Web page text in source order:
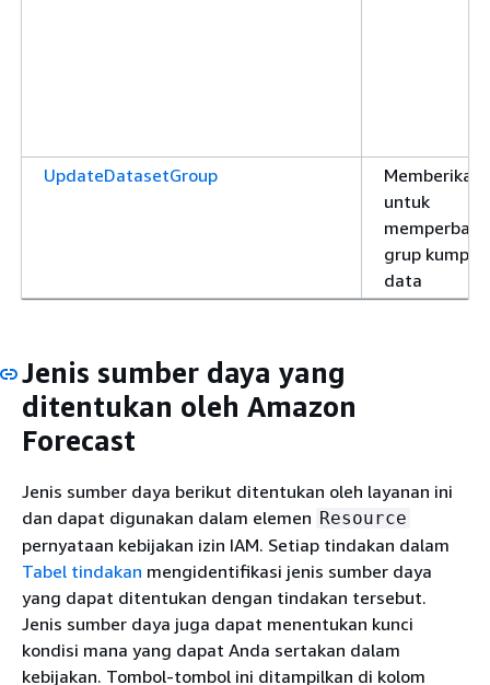
UpdateDatasetGroup
Memberikan
untuk
memperbarui
grup
data
Jenis sumber daya yang
ditentukan oleh Amazon
Forecast
Jenis sumber daya berikut ditentukan oleh layanan ini
dan dapat digunakan dalam elemen Resource
pernyataan kebijakan izin IAM. Setiap tindakan dalam
Tabel tindakan mengidentifikasi jenis sumber daya
yang dapat ditentukan dengan tindakan tersebut.
Jenis sumber daya juga dapat menentukan kunci
kondisi mana yang dapat Anda sertakan dalam
kebijakan. Tombol-tombol ini ditampilkan di kolom